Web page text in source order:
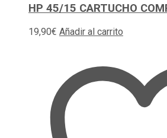
HP 45/15 CARTUCHO
19,90€ Añadir al carrito